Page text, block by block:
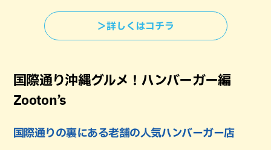
＞詳しくはコチラ
国際通り沖縄グルメ！ハンバーガー編
Zooton’s
国際通りの裏にある老舗の人気ハンバーガー店